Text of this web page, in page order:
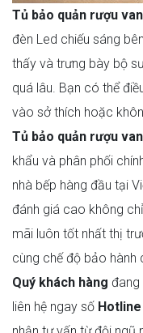
Tủ bảo quản rượu
đèn Led chiếu sáng
thấy và trưng bày bộ
quá lâu. Bạn có thể
vào sở thích hoặc
Tủ bảo quản rượu
khẩu và phân phối
nhà bếp hàng đầu tại
đánh giá cao không
mãi luôn tốt nhất thị
cùng chế độ bảo hành
Quý khách hàng đang
liên hệ ngay số Hotline